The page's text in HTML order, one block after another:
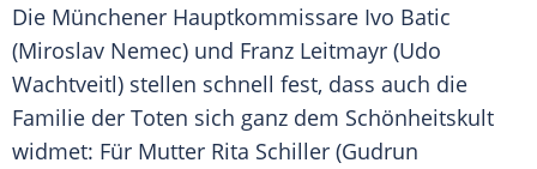
Die Münchener Hauptkommissare Ivo Batic
(Miroslav Nemec) und Franz Leitmayr (Udo
Wachtveitl) stellen schnell fest, dass auch die
Familie der Toten sich ganz dem Schönheitskult
widmet: Für Mutter Rita Schiller (Gudrun